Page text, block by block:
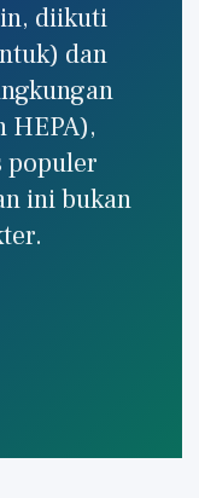
diikuti
dan
HEPA),
populer
ini bukan